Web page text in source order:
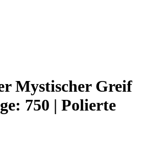
Mystischer Greif
750 | Polierte